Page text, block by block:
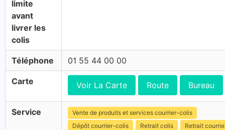
limite
avant
livrer les
colis
Téléphone 01 55 44 00 00
Carte Voir La Carte Route Bureau
Service
Vente de produits et services courrier-colis
Dépôt courrier-colis
Retrait colis
Retrait